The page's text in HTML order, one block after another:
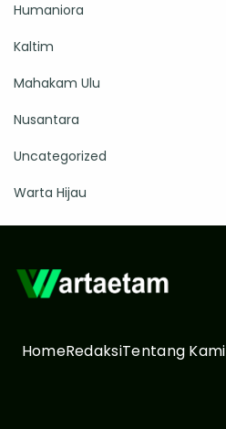
Humaniora
Kaltim
Mahakam Ulu
Nusantara
Uncategorized
Warta Hijau
HomeRedaksiTentang Kami